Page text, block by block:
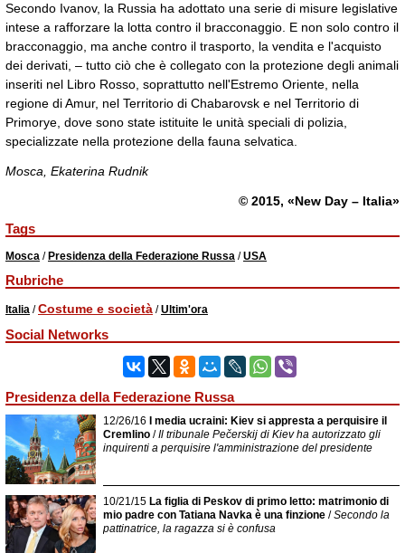
Secondo Ivanov, la Russia ha adottato una serie di misure legislative
intese a rafforzare la lotta contro il bracconaggio. E non solo contro il
bracconaggio, ma anche contro il trasporto, la vendita e l'acquisto
dei derivati, – tutto ciò che è collegato con la protezione degli animali
inseriti nel Libro Rosso, soprattutto nell'Estremo Oriente, nella
regione di Amur, nel Territorio di Chabarovsk e nel Territorio di
Primorye, dove sono state istituite le unità speciali di polizia,
specializzate nella protezione della fauna selvatica.
Mosca, Ekaterina Rudnik
© 2015, «New Day – Italia»
Tags
Mosca / Presidenza della Federazione Russa /USA
Rubriche
Italia /Costume e società /Ultim'ora
Social Networks
Presidenza della Federazione Russa
12/26/16
I media ucraini: Kiev si appresta a perquisire il
Cremlino /Il tribunale Pečerskij di Kiev ha autorizzato gli
inquirenti a perquisire l'amministrazione del presidente
10/21/15 La figlia di Peskov di primo letto: matrimonio di
mio padre con Tatiana Navka è una finzione /Secondo la
pattinatrice, la ragazza si è confusa